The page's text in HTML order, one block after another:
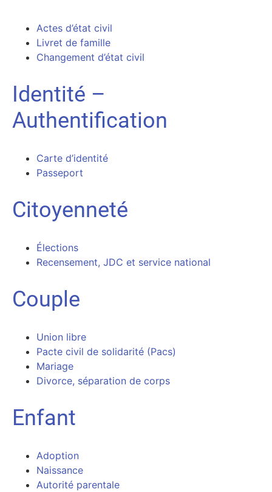
Actes d’état civil
Livret de famille
Changement d’état civil
Identité –
Authentification
Carte d’identité
Passeport
Citoyenneté
Élections
Recensement, JDC et service national
Couple
Union libre
Pacte civil de solidarité (Pacs)
Mariage
Divorce, séparation de corps
Enfant
Adoption
Naissance
Autorité parentale